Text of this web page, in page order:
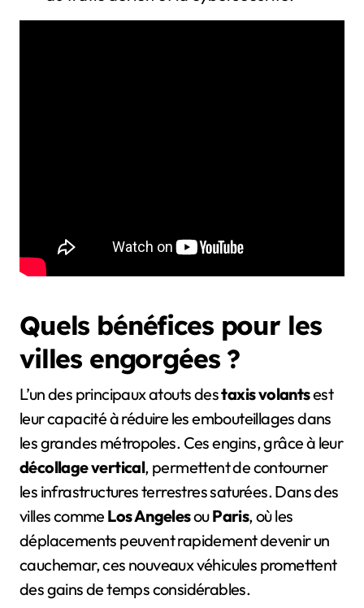
Quels bénéfices pour les
villes engorgées ?
L’un des principaux atouts destaxis volantsest
leur capacité à réduire les embouteillages dans
les grandes métropoles. Ces engins, grâce à leur
décollage vertical, permettent de contourner
les infrastructures terrestres saturées. Dans des
villes comme Los AngelesouParis, où les
déplacements peuvent rapidement devenir un
cauchemar, ces nouveaux véhicules promettent
des gains de temps considérables.